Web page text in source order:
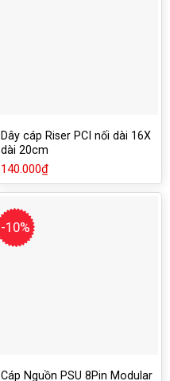
Dây cáp Riser PCI nối dài 16X
dài 20cm
140.000₫
-10%
Cáp Nguồn PSU 8Pin Modular